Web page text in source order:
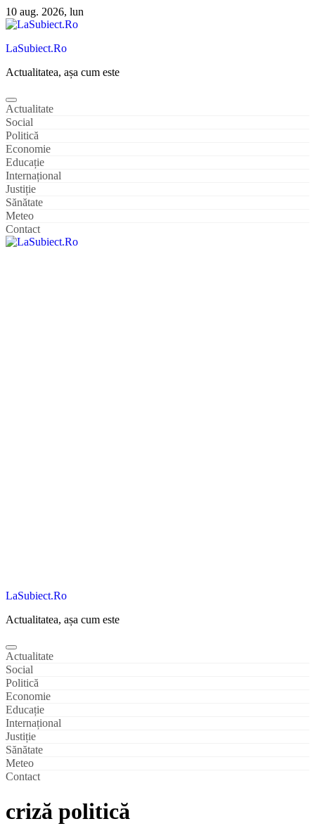
Sari
la
10 aug. 2026, lun
LaSubiect.Ro
Actualitatea, așa cum este
Actualitate
Social
Politică
Economie
Educație
Internațional
Justiție
Sănătate
Meteo
Contact
LaSubiect.Ro
Actualitatea, așa cum este
Actualitate
Social
Politică
Economie
Educație
Internațional
Justiție
Sănătate
Meteo
Contact
criză politică